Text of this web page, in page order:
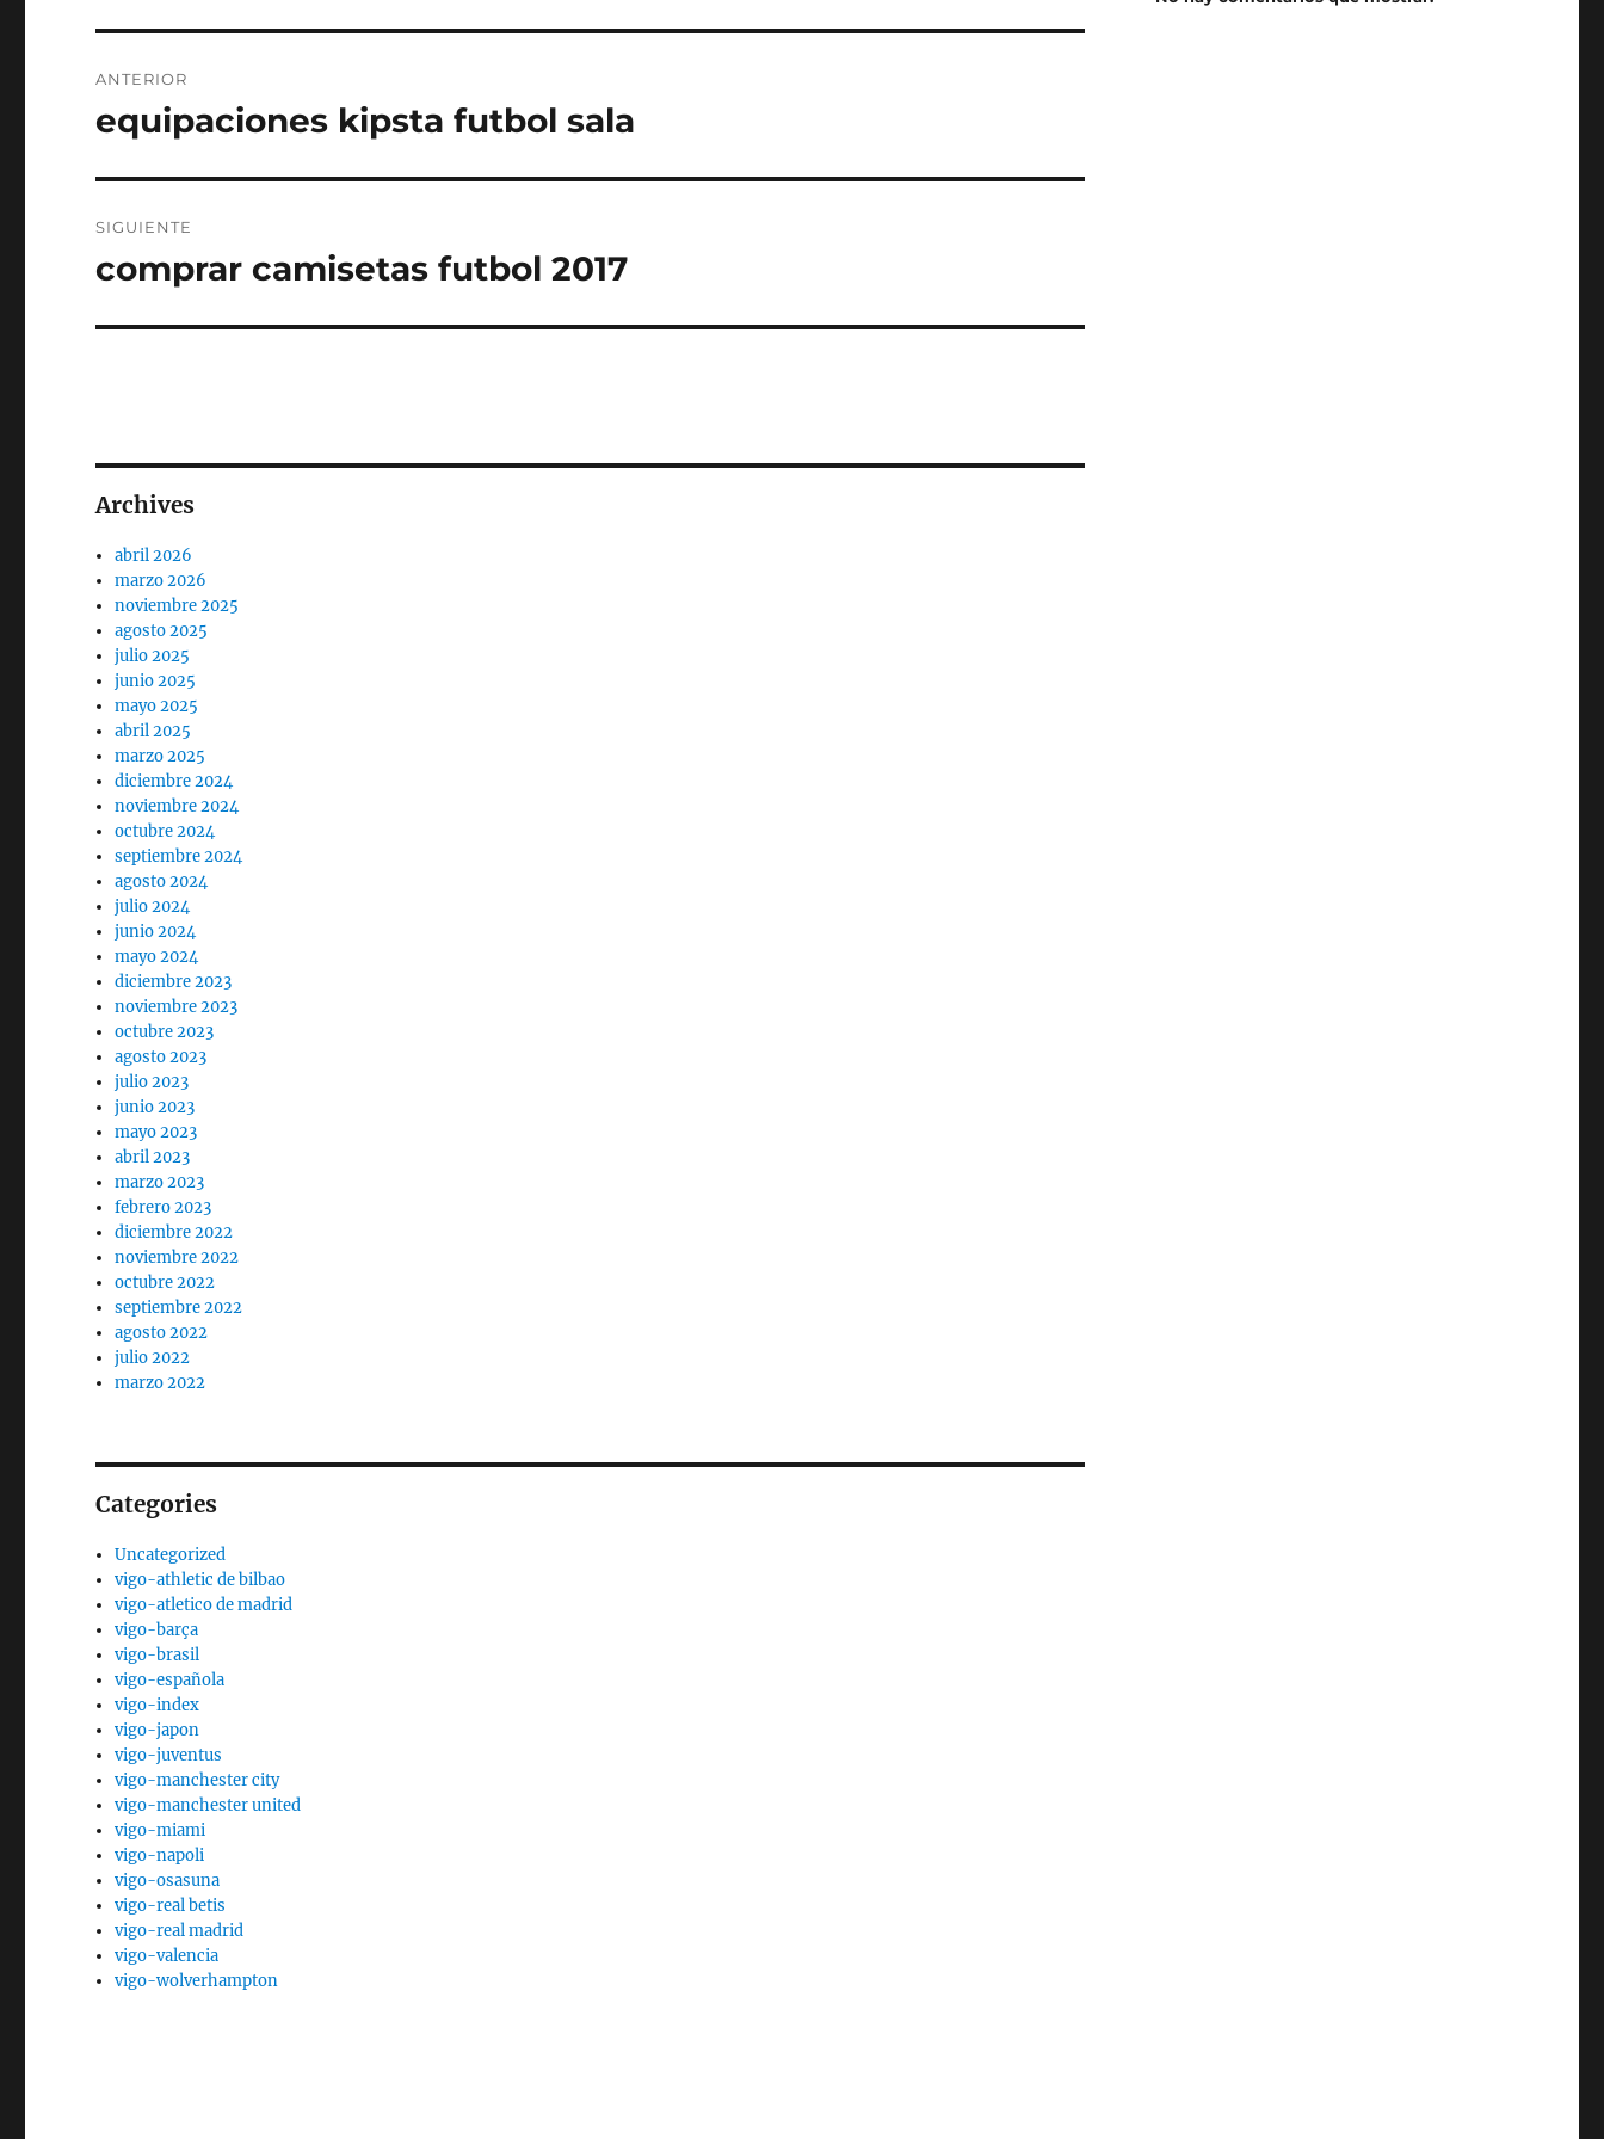
de
ANTERIOR
Entrada
equipaciones kipsta futbol sala
SIGUIENTE
Entrada
comprar camisetas futbol 2017
Archives
abril 2026
marzo 2026
noviembre 2025
agosto 2025
julio 2025
junio 2025
mayo 2025
abril 2025
marzo 2025
diciembre 2024
noviembre 2024
octubre 2024
septiembre 2024
agosto 2024
julio 2024
junio 2024
mayo 2024
diciembre 2023
noviembre 2023
octubre 2023
agosto 2023
julio 2023
junio 2023
mayo 2023
abril 2023
marzo 2023
febrero 2023
diciembre 2022
noviembre 2022
octubre 2022
septiembre 2022
agosto 2022
julio 2022
marzo 2022
Categories
Uncategorized
vigo-athletic de bilbao
vigo-atletico de madrid
vigo-barça
vigo-brasil
vigo-española
vigo-index
vigo-japon
vigo-juventus
vigo-manchester city
vigo-manchester united
vigo-miami
vigo-napoli
vigo-osasuna
vigo-real betis
vigo-real madrid
vigo-valencia
vigo-wolverhampton